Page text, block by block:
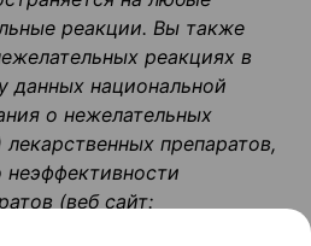
реакции. Вы также
реакциях в
данных национальной
о нежелательных
препаратов,
(веб сайт: